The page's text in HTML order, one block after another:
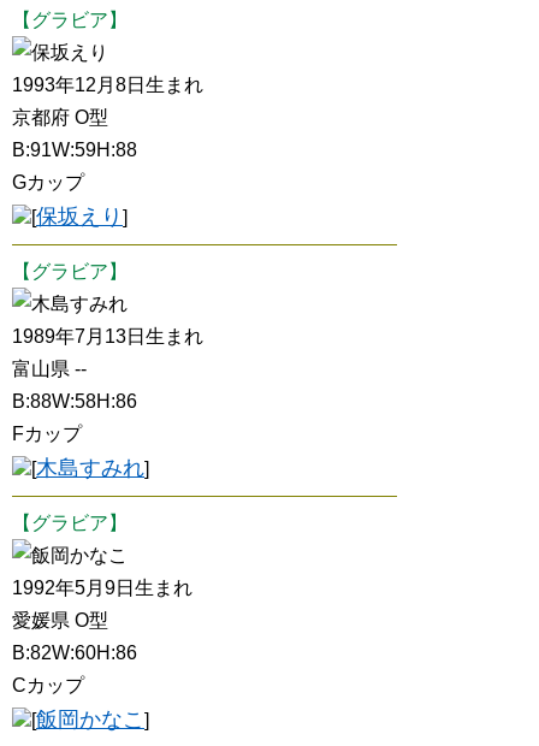
【グラビア】
保坂えり
1993年12月8日生まれ
京都府 O型
B:91W:59H:88
Gカップ
[保坂えり ]
【グラビア】
木島すみれ
1989年7月13日生まれ
富山県 --
B:88W:58H:86
Fカップ
[木島すみれ]
【グラビア】
飯岡かなこ
1992年5月9日生まれ
愛媛県 O型
B:82W:60H:86
Cカップ
[飯岡かなこ]